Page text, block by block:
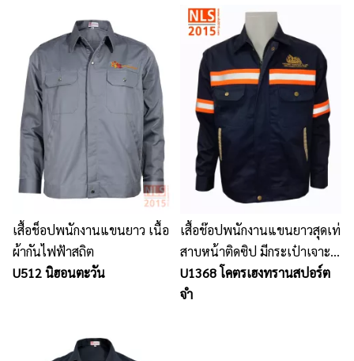
เสื้อช็อปพนักงานแขนยาว เนื้อ
ผ้ากันไฟฟ้าสถิต
U512 นิฮอนตะวัน
เสื้อช๊อปพนักงานแขนยาวสุดเท่
สาบหน้าติดซิป มีกระเป๋าเจาะ
ข้าง ติดแถบสะท้อนแสง
U1368 โคตรเฮงทรานสปอร์ต
จำ